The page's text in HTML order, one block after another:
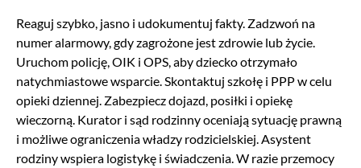
Reaguj szybko, jasno i udokumentuj fakty. Zadzwoń na
numer alarmowy, gdy zagrożone jest zdrowie lub życie.
Uruchom policję, OIK i OPS, aby dziecko otrzymało
natychmiastowe wsparcie. Skontaktuj szkołę i PPP w celu
opieki dziennej. Zabezpiecz dojazd, posiłki i opiekę
wieczorną. Kurator i sąd rodzinny oceniają sytuację prawną
i możliwe ograniczenia władzy rodzicielskiej. Asystent
rodziny wspiera logistykę i świadczenia. W razie przemocy